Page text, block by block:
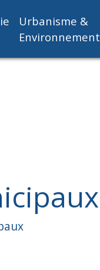
Urbanisme &
Environnement